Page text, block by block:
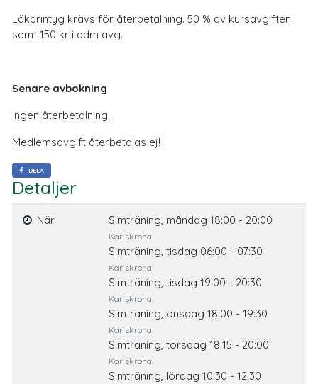
Läkarintyg krävs för återbetalning. 50 % av kursavgiften
samt 150 kr i adm avg.
Senare avbokning
Ingen återbetalning.
Medlemsavgift återbetalas ej!
DELA
Detaljer
När Simträning, måndag 18:00 - 20:00
Karlskrona
Simträning, tisdag 06:00 - 07:30
Karlskrona
Simträning, tisdag 19:00 - 20:30
Karlskrona
Simträning, onsdag 18:00 - 19:30
Karlskrona
Simträning, torsdag 18:15 - 20:00
Karlskrona
Simträning, lördag 10:30 - 12:30